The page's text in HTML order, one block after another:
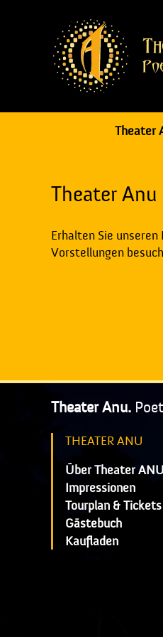
Theater
Theater
Erhalten Sie
Vorstellungen
Theater Anu.
THEATER ANU
Über Theater ANU
Impressionen
Tourplan & Tickets
Gästebuch
Kaufladen